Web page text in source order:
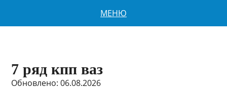
МЕНЮ
7 ряд кпп ваз
Обновлено: 06.08.2026